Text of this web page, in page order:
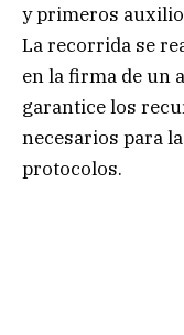
y primeros
La recorrida se
en la firma de un
garantice los
necesarios para
protocolos.